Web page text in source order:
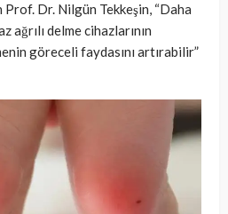
Dr. Nilgün Tekkeşin, “Daha
ağrılı delme cihazlarının
göreceli faydasını artırabilir”